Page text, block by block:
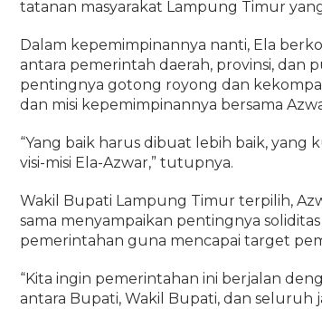
tatanan masyarakat Lampung Timur
Dalam kepemimpinannya nanti, Ela
antara pemerintah daerah, provinsi, dan
pentingnya gotong royong dan
dan misi kepemimpinannya bersama
“Yang baik harus dibuat lebih baik, yang
visi-misi Ela-Azwar,” tutupnya.
Wakil Bupati Lampung Timur terpilih,
sama menyampaikan pentingnya
pemerintahan guna mencapai target
“Kita ingin pemerintahan ini berjalan
antara Bupati, Wakil Bupati, dan seluruh